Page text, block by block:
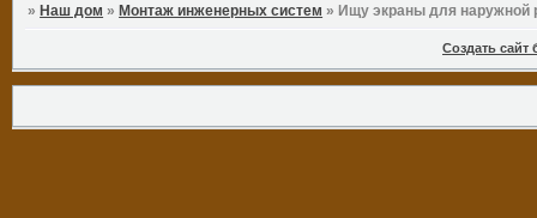
»Наш дом »Монтаж инженерных систем »Ищу экраны для наружной
Создать сайт